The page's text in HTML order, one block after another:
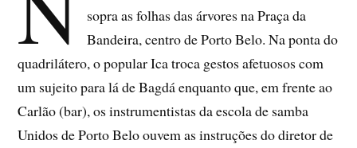
sopra as folhas das árvores na Praça da
Bandeira, centro de Porto Belo. Na ponta do
quadrilátero, o popular Ica troca gestos afetuosos com
um sujeito para lá de Bagdá enquanto que, em frente ao
Carlão (bar), os instrumentistas da escola de samba
Unidos de Porto Belo ouvem as instruções do diretor de